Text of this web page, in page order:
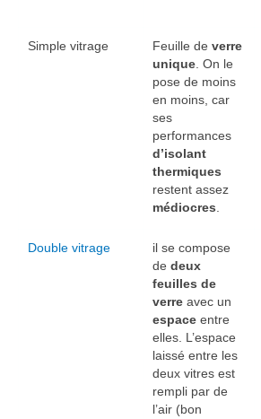
Simple vitrage Feuille de verre
unique . On le
pose de moins
en moins, car
ses
performances
d’isolant
thermiques
restent assez
médiocres
Double vitrage
il se compose
de deux
feuilles de
verre avec un
espace entre
elles. L’espace
laissé entre les
deux vitres est
rempli par de
l’air (bon